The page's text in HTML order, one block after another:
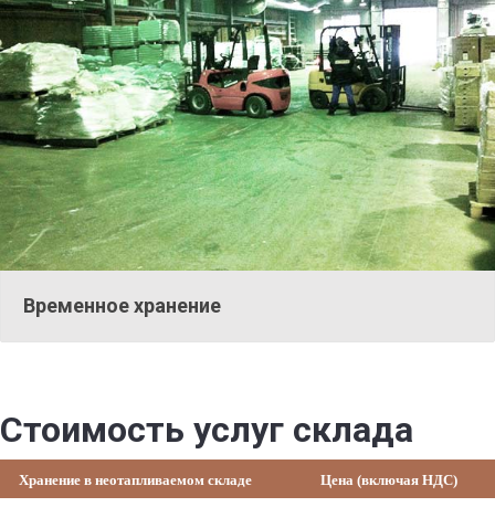
Временное хранение
Стоимость услуг склада
Хранение в неотапливаемом складе Цена (включая НДС)